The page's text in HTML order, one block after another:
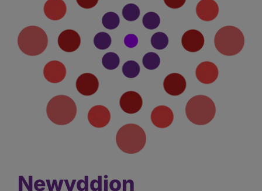
Newyddion